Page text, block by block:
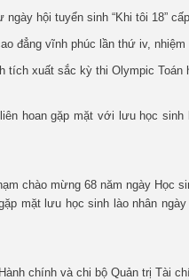
hội tuyển sinh “Khi tôi 18”
đẳng vĩnh phúc lần thứ iv, nhiệm
tích xuất sắc kỳ thi Olympic Toán
hoan gặp mặt với lưu học
chào mừng 68 năm ngày Học
mặt lưu học sinh lào nhân
chính và chi bộ Quản trị Tài